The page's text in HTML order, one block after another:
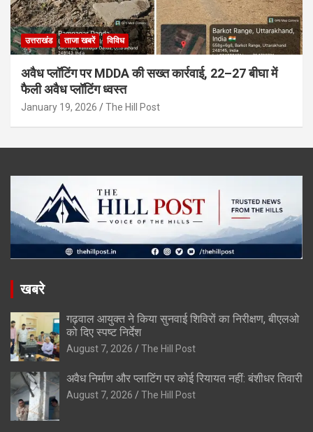
उत्तराखंड ताजा खबरें विविध
अवैध प्लॉटिंग पर MDDA की सख्त कार्रवाई, 22–27 बीघा में
फैली अवैध प्लॉटिंग ध्वस्त
January 19, 2026 The Hill Post
खबरे
गढ़वाल आयुक्त ने किया सुनवाई शिविरों का निरीक्षण, बीएलओ
को दिए स्पष्ट निर्देश
August 7, 2026 The Hill Post
अवैध निर्माण और प्लाटिंग पर कोई रियायत नहीं: बंशीधर तिवारी
August 7, 2026 The Hill Post